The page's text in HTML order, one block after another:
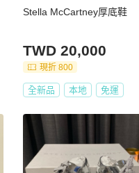
Stella McCartney‎厚底鞋
TWD 20,000
現折 800
全新品 本地 免運